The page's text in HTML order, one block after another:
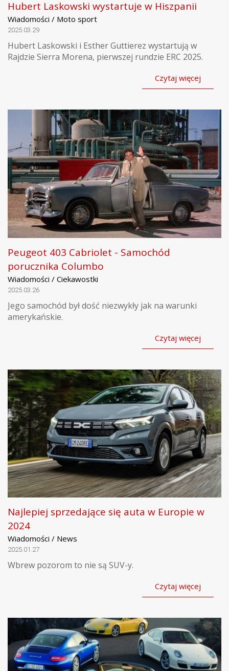
Hubert Laskowski wystartuje w Hiszpanii
Wiadomości / Moto sport
2025.03.29
Hubert Laskowski i Esther Guttierez wystartują w
Rajdzie Sierra Morena, pierwszej rundzie ERC 2025.
Czytaj więcej
Peugeot 403 Cabriolet - Samochód
porucznika Columbo
Wiadomości / Ciekawostki
2025.03.26
Jego samochód był dość niezwykły jak na warunki
amerykańskie.
Czytaj więcej
Najlepiej sprzedające się auta w Europie w
2024
Wiadomości / News
2025.01.27
Wbrew pozorom to nie są SUV-y.
Czytaj więcej